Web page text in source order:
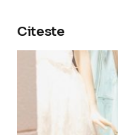
Citeste